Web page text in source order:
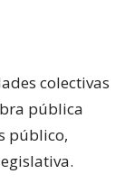
colectivas
pública
público,